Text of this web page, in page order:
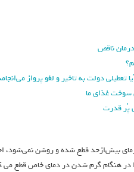
ناقص
دولت به تاخیر و لغو پرواز
سوخت غذای ما
پُر قدرت
در هنگام گرم شدن در دمای خاص قطع می